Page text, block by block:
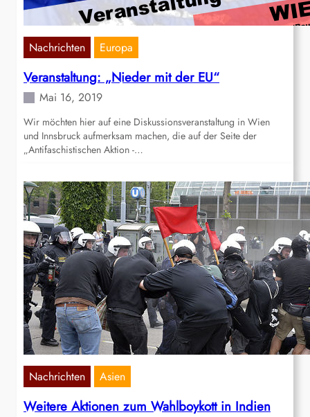
Nachrichten Europa
Veranstaltung: „Nieder mit der EU“
Mai 16, 2019
Wir möchten hier auf eine Diskussionsveranstaltung in Wien
und Innsbruck aufmerksam machen, die auf der Seite der
„Antifaschistischen Aktion -…
Nachrichten Asien
Weitere Aktionen zum Wahlboykott in Indien